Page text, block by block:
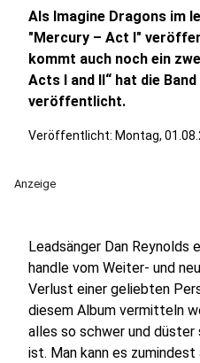
Als Imagine Dragons im
"Mercury – Act I"
kommt auch noch ein
Acts I and II“ hat die
veröffentlicht.
Veröffentlicht: Montag,
Anzeige
Leadsänger Dan Reynolds
handle vom Weiter- und
Verlust einer geliebten
diesem Album vermitteln
alles so schwer und düster
ist. Man kann es